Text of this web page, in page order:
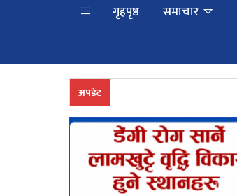
गृहपृष्ठ समाचार
अपडेट